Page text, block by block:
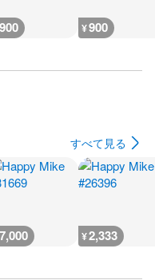
900 ¥900
すべて見る
7,000 ¥2,333